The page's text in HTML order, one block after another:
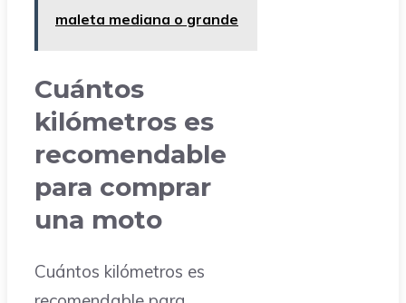
maleta mediana o grande
Cuántos
kilómetros es
recomendable
para comprar
una moto
Cuántos kilómetros es